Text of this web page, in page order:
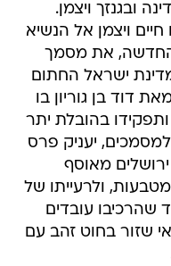
ובגנזך ויצמן.
ויצמן אל הנשיא
החדשה, את מסמך
ישראל החתום
דוד בן גוריון בו
בהובלת יתר
יעניק פרס
מאוסף
ולרעייתו של
שהרכיבו עובדים
שזור בחוט זהב עם